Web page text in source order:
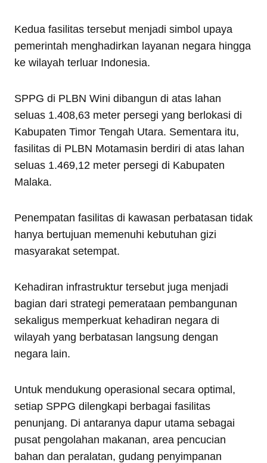
Kedua fasilitas tersebut menjadi simbol upaya
pemerintah menghadirkan layanan negara hingga
ke wilayah terluar Indonesia.
SPPG di PLBN Wini dibangun di atas lahan
seluas 1.408,63 meter persegi yang berlokasi di
Kabupaten Timor Tengah Utara. Sementara itu,
fasilitas di PLBN Motamasin berdiri di atas lahan
seluas 1.469,12 meter persegi di Kabupaten
Malaka.
Penempatan fasilitas di kawasan perbatasan tidak
hanya bertujuan memenuhi kebutuhan gizi
masyarakat setempat.
Kehadiran infrastruktur tersebut juga menjadi
bagian dari strategi pemerataan pembangunan
sekaligus memperkuat kehadiran negara di
wilayah yang berbatasan langsung dengan
negara lain.
Untuk mendukung operasional secara optimal,
setiap SPPG dilengkapi berbagai fasilitas
penunjang. Di antaranya dapur utama sebagai
pusat pengolahan makanan, area pencucian
bahan dan peralatan, gudang penyimpanan